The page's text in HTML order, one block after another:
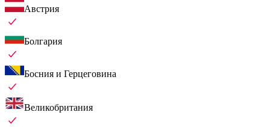
Австрия
Болгария
Босния и Герцеговина
Великобритания